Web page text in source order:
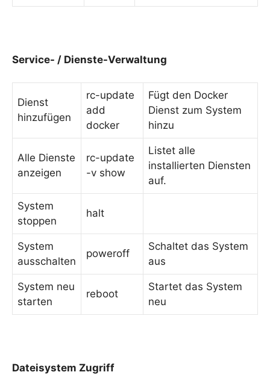
Service- / Dienste-Verwaltung
Dienst
hinzufügen
rc-update
add
docker
Fügt den Docker
Dienst zum System
hinzu
Alle Dienste
anzeigen
rc-update
-v show
Listet alle
installierten Diensten
auf.
System
stoppen
halt
System
ausschalten
poweroff
Schaltet das System
aus
System neu
starten
reboot
Startet das System
neu
Dateisystem Zugriff